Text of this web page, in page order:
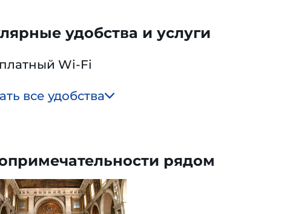
удобства и услуги
Wi-Fi
все удобства
рядом